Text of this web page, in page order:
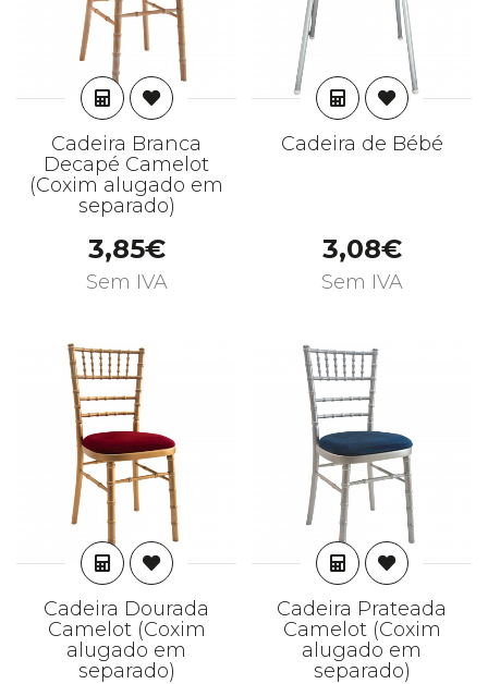
ADICIONAR
Cadeira Branca
Decapé Camelot
(Coxim alugado em
separado)
3,85€
Sem IVA
ADICIONAR
Cadeira de Bébé
3,08€
Sem IVA
ADICIONAR
Cadeira Dourada
Camelot (Coxim
alugado em
separado)
ADICIONAR
Cadeira Prateada
Camelot (Coxim
alugado em
separado)